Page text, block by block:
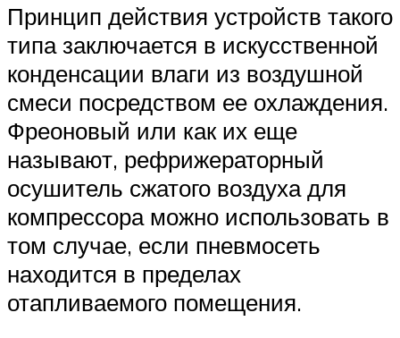
Принцип действия устройств такого
типа заключается в искусственной
конденсации влаги из воздушной
смеси посредством ее охлаждения.
Фреоновый или как их еще
называют, рефрижераторный
осушитель сжатого воздуха для
компрессора можно использовать в
том случае, если пневмосеть
находится в пределах
отапливаемого помещения.